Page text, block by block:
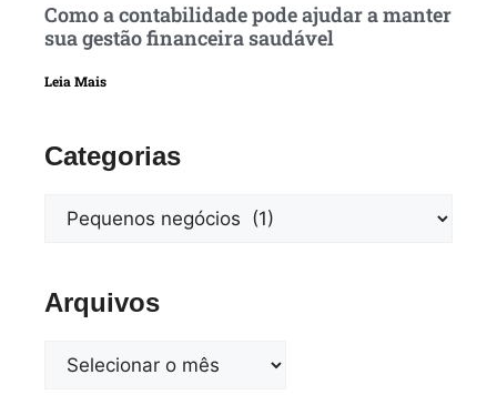
Como a contabilidade pode ajudar a manter
sua gestão financeira saudável
Leia Mais
Categorias
Arquivos